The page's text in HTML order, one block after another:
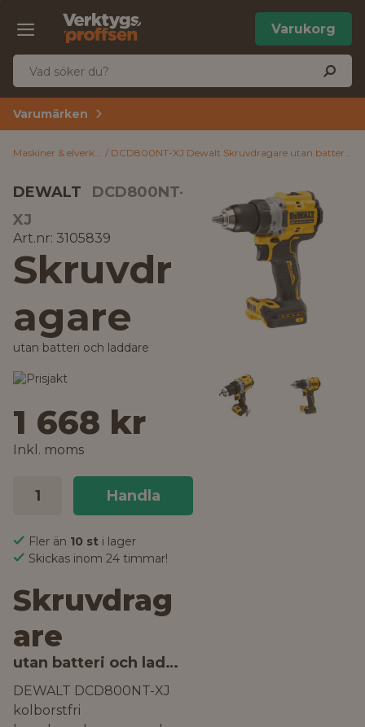
Varukorg
Varumärken
Maskiner & elverktyg DCD800NT-XJ Dewalt Skruvdragare utan batteri och laddare
DEWALT
DCD800NT-
XJ
Art.nr: 3105839
Skruvdr
agare
utan batteri och laddare
1 668 kr
Inkl. moms
Handla
Fler än 10 st i lager
Skickas inom 24 timmar!
Skruvdrag
are
utan batteri och laddare
DEWALT DCD800NT-XJ
kolborstfri